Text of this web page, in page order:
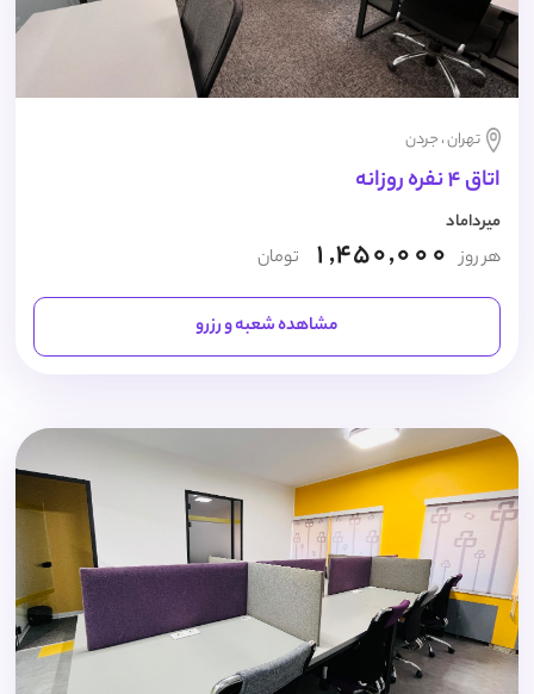
تهران ، جردن
اتاق 4 نفره روزانه
میرداماد
هر روز 1,450,000 تومان
مشاهده شعبه و رزرو